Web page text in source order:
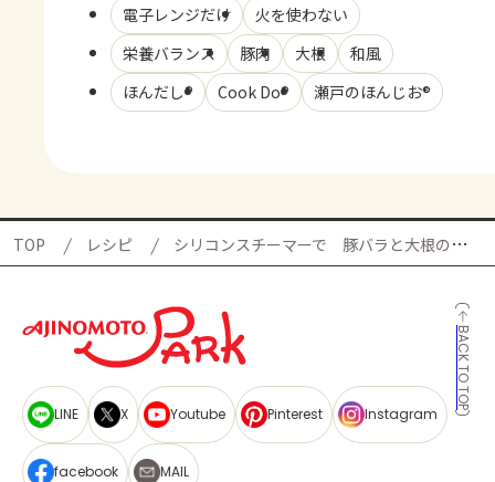
電子レンジだけ
火を使わない
栄養バランス
豚肉 大根
和風
ほんだし®
Cook Do® 瀬戸のほんじお®
TOP レシピ シリコンスチーマーで 豚バラと大根の梅肉蒸しの献立
BACK TO TOP
LINE X Youtube Pinterest Instagram
facebook MAIL